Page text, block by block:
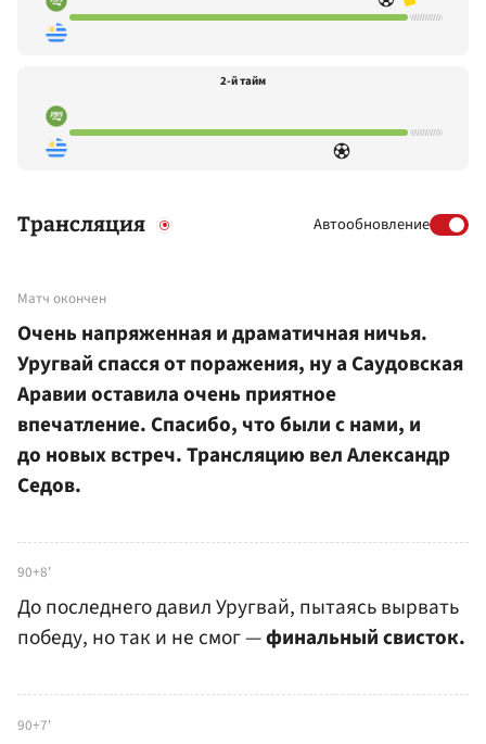
2-й тайм
Трансляция Автообновление
Матч окончен
Очень напряженная и драматичная ничья.
Уругвай спасся от поражения, ну а Саудовская
Аравии оставила очень приятное
впечатление. Спасибо, что были с нами, и
до новых встреч. Трансляцию вел Александр
Седов.
90+8'
До последнего давил Уругвай, пытаясь вырвать
победу, но так и не смог —финальный свисток.
90+7'